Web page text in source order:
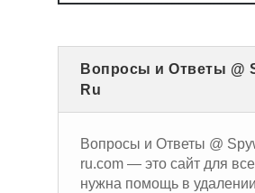
Вопросы и Ответы @
Ru
Вопросы и Ответы @
ru.com — это сайт для
нужна помощь в